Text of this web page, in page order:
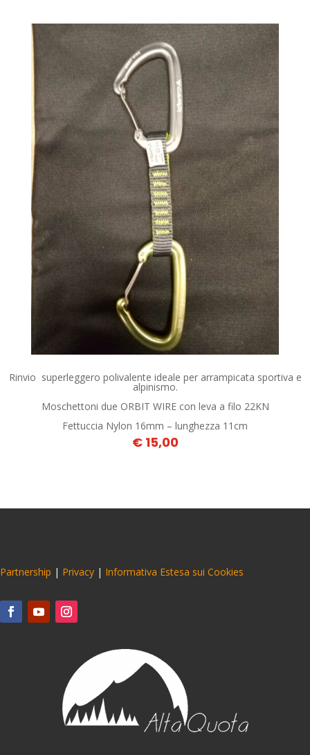
Rinvio superleggero polivalente ideale per arrampicata sportiva e
alpinismo.
Moschettoni due ORBIT WIRE con leva a filo 22KN
Fettuccia Nylon 16mm – lunghezza 11cm
€ 15,00
Partnership | Privacy | Informativa Estesa sui Cookies